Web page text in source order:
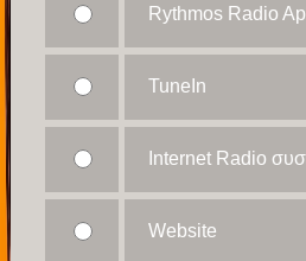
Rythmos Radio
TuneIn
Internet Radio
Website